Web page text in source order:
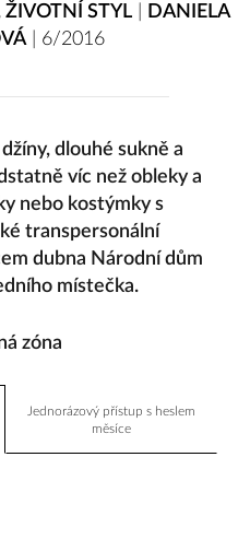
ŽIVOTNÍ STYL|
DANIELA
6/2016
dlouhé sukně a
víc než obleky a
nebo kostýmky s
transpersonální
dubna Národní dům
místečka.
zóna
Jednorázový přístup s heslem
měsíce